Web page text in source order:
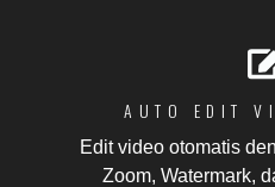
AUTO EDIT
Edit video otomatis
Zoom, Watermark,